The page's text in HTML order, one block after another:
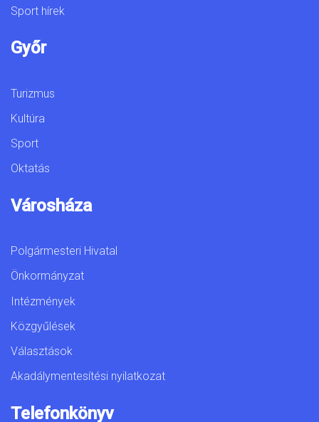
Sport hírek
Győr
Turizmus
Kultúra
Sport
Oktatás
Városháza
Polgármesteri Hivatal
Önkormányzat
Intézmények
Közgyűlések
Választások
Akadálymentesítési nyilatkozat
Telefonkönyv